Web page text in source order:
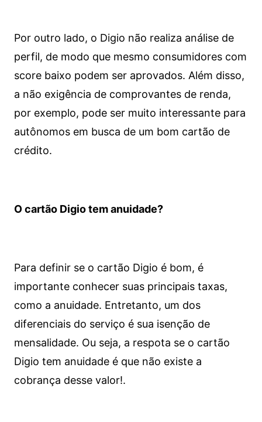
Por outro lado, o Digio não realiza análise de
perfil, de modo que mesmo consumidores com
score baixo podem ser aprovados. Além disso,
a não exigência de comprovantes de renda,
por exemplo, pode ser muito interessante para
autônomos em busca de um bom cartão de
crédito.
O cartão Digio tem anuidade?
Para definir se o cartão Digio é bom, é
importante conhecer suas principais taxas,
como a anuidade. Entretanto, um dos
diferenciais do serviço é sua isenção de
mensalidade. Ou seja, a respota se o cartão
Digio tem anuidade é que não existe a
cobrança desse valor!.